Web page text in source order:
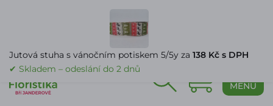
MENU
Jutová stuha s vánočním potiskem 5/5y za 138 Kč s DPH
✔ Skladem – odeslání do 2 dnů